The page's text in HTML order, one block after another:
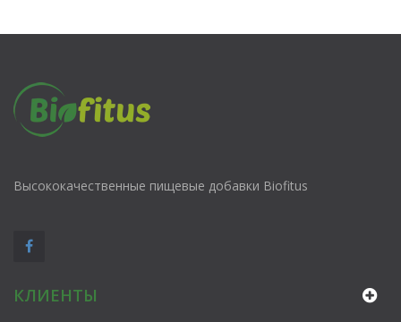
Высококачественные пищевые добавки Biofitus
КЛИЕНТЫ